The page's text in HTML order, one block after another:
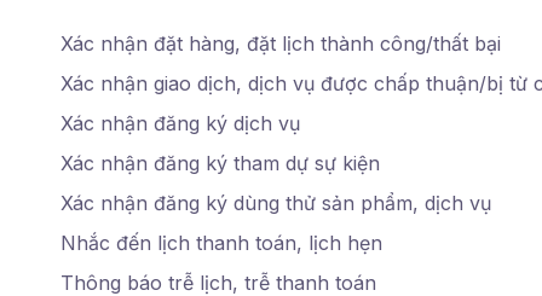
Xác nhận đặt hàng, đặt lịch thành công/thất bại
Xác nhận giao dịch, dịch vụ được chấp thuận/bị từ
Xác nhận đăng ký dịch vụ
Xác nhận đăng ký tham dự sự kiện
Xác nhận đăng ký dùng thử sản phẩm, dịch vụ
Nhắc đến lịch thanh toán, lịch hẹn
Thông báo trễ lịch, trễ thanh toán